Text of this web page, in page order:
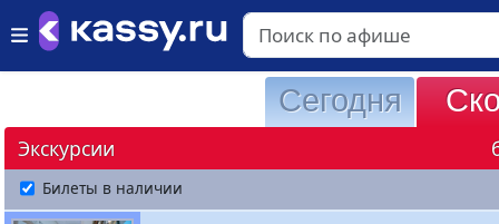
Сегодня
Экскурсии
Билеты в наличии